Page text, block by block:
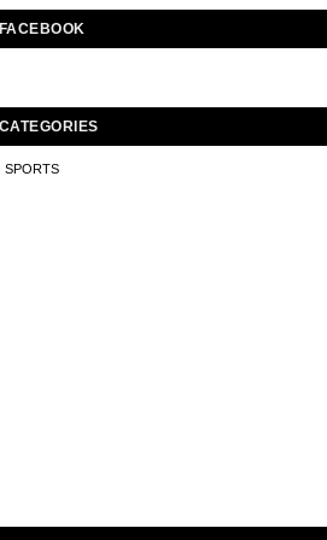
FACEBOOK
CATEGORIES
SPORTS